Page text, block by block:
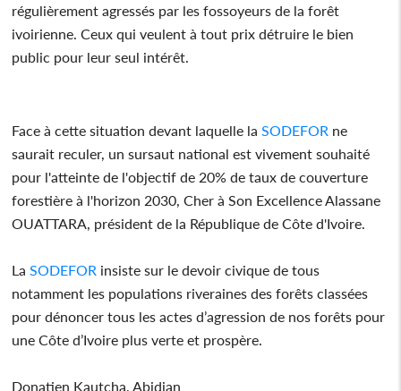
régulièrement agressés par les fossoyeurs de la forêt
ivoirienne. Ceux qui veulent à tout prix détruire le bien
public pour leur seul intérêt.
Face à cette situation devant laquelle laSODEFOR ne
saurait reculer, un sursaut national est vivement souhaité
pour l'atteinte de l'objectif de 20% de taux de couverture
forestière à l'horizon 2030, Cher à Son Excellence Alassane
OUATTARA, président de la République de Côte d'Ivoire.
LaSODEFOR insiste sur le devoir civique de tous
notamment les populations riveraines des forêts classées
pour dénoncer tous les actes d’agression de nos forêts pour
une Côte d’Ivoire plus verte et prospère.
Donatien Kautcha, Abidjan